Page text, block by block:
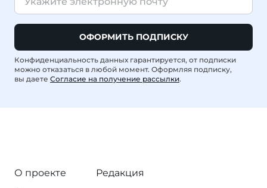
ОФОРМИТЬ ПОДПИСКУ
Конфиденциальность данных гарантируется, от подписки
можно отказаться в любой момент. Оформляя подписку,
вы даете Согласие на получение рассылки.
О проекте
Редакция